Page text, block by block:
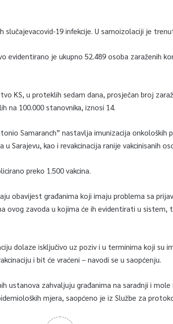
slučajevacovid-19 infekcije. U samoizolaciji je
evidentirano je ukupno 52.489 osoba zaraženih
KS, u proteklih sedam dana, prosječan broj
na 100.000 stanovnika, iznosi 14.
Samaranch” nastavlja imunizacija onkoloških
Sarajevu, kao i revakcinacija ranije vakcinisanih
preko 1.500 vakcina.
obavijest građanima koji imaju problema sa
ovog zavoda u kojima će ih evidentirati u sistem,
dolaze isključivo uz poziv i u terminima koji su
i bit će vraćeni – navodi se u saopćenju.
ustanova zahvaljuju građanima na saradnji i mole
mjera, saopćeno je iz Službe za